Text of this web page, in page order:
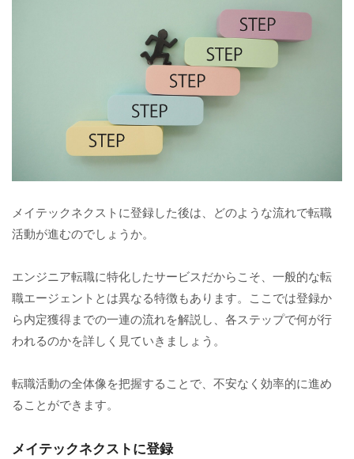
メイテックネクストに登録した後は、どのような流れで転職
活動が進むのでしょうか。
エンジニア転職に特化したサービスだからこそ、一般的な転
職エージェントとは異なる特徴もあります。ここでは登録か
ら内定獲得までの一連の流れを解説し、各ステップで何が行
われるのかを詳しく見ていきましょう。
転職活動の全体像を把握することで、不安なく効率的に進め
ることができます。
メイテックネクストに登録